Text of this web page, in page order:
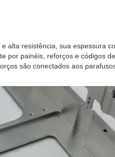
resistência, sua espessura
painéis, reforços e códigos
são conectados aos